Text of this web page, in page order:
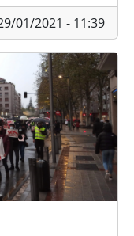
01/2021 - 11:39